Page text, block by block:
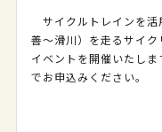
サイクルトレインを活
善～滑川）を走るサイク
イベントを開催いたし
でお申込みください。